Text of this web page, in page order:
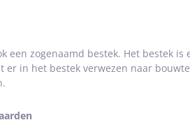
een zogenaamd bestek. Het bestek
er in het bestek verwezen naar